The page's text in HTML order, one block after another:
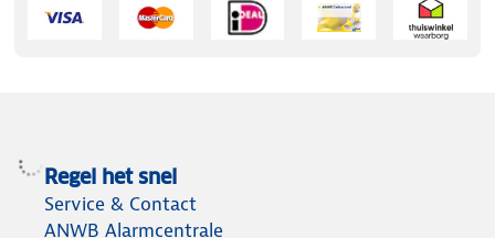
Regel het snel
Service & Contact
ANWB Alarmcentrale